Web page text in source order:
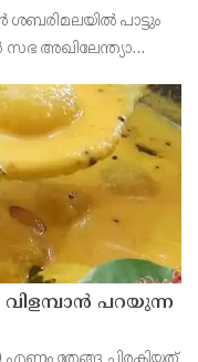
പാട്ടും
സഭ അഖിലേന്ത്യാ
ആഹ്വാനപ
വിളമ്പാൻ പറയുന്ന